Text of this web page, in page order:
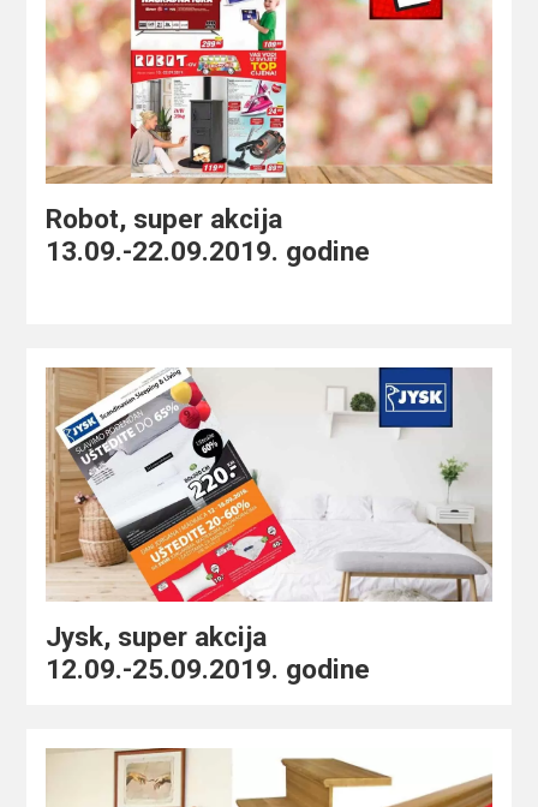
Robot, super akcija
13.09.-22.09.2019. godine
Jysk, super akcija
12.09.-25.09.2019. godine